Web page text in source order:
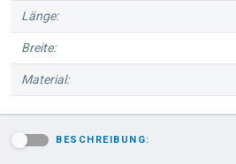
Länge:
Breite:
Material:
BESCHREIBUNG: